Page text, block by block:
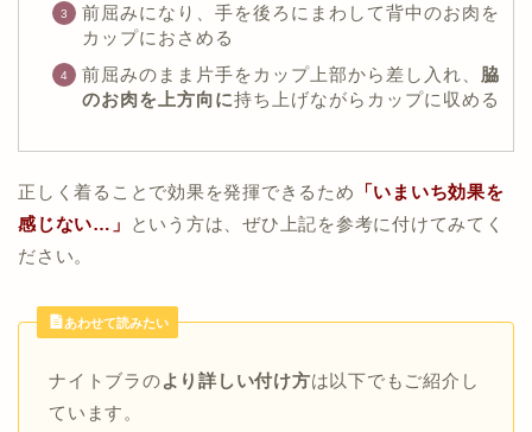
前屈みになり、手を後ろにまわして背中のお肉を
カップにおさめる
前屈みのまま片手をカップ上部から差し入れ、 脇
のお肉を上方向に持ち上げながらカップに収める
正しく着ることで効果を発揮できるため 「いまいち効果を
感じない…」
という方は、ぜひ上記を参考に付けてみてく
ださい。
あわせて読みたい
ナイトブラのより詳しい付け方は以下でもご紹介し
ています。